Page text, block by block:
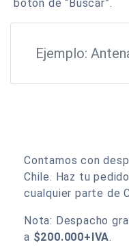
botón de “Buscar”.
Contamos con
Chile. Haz tu
cualquier parte de
Nota: Despacho
a $200.000+IVA.